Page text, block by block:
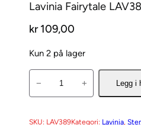
Lavinia Fairytale
kr109,00
Kun 2 på lager
i
− + Legg i
SKU: LAV389Kategori: Lavinia,